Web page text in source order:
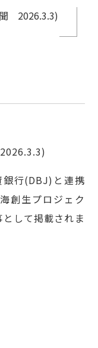
聞 2026.3.3)
銀行(DBJ)と連携
創生プロジェク
として掲載されま